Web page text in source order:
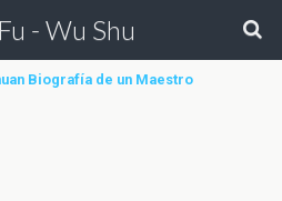
- Wu Shu
Biografía de un Maestro